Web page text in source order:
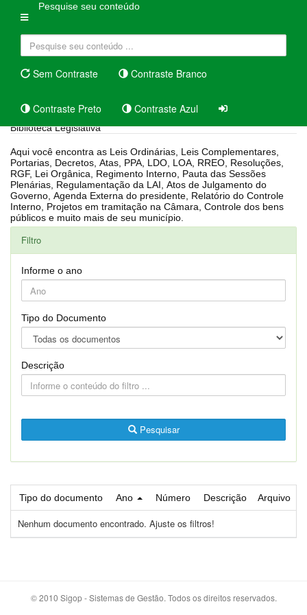
Pesquise seu conteúdo
Sem Contraste Contraste Branco
Contraste Preto Contraste Azul
Biblioteca Legislativa
Aqui você encontra as Leis Ordinárias, Leis Complementares,
Portarias, Decretos, Atas, PPA, LDO, LOA, RREO, Resoluções,
RGF, Lei Orgânica, Regimento Interno, Pauta das Sessões
Plenárias, Regulamentação da LAI, Atos de Julgamento do
Governo, Agenda Externa do presidente, Relatório do Controle
Interno, Projetos em tramitação na Câmara, Controle dos bens
públicos e muito mais de seu município.
Filtro
Informe o ano
Tipo do Documento
Descrição
Pesquisar
Tipo do documento Ano Número Descrição Arquivo
Nenhum documento encontrado. Ajuste os filtros!
© 2010 Sigop - Sistemas de Gestão. Todos os direitos reservados.